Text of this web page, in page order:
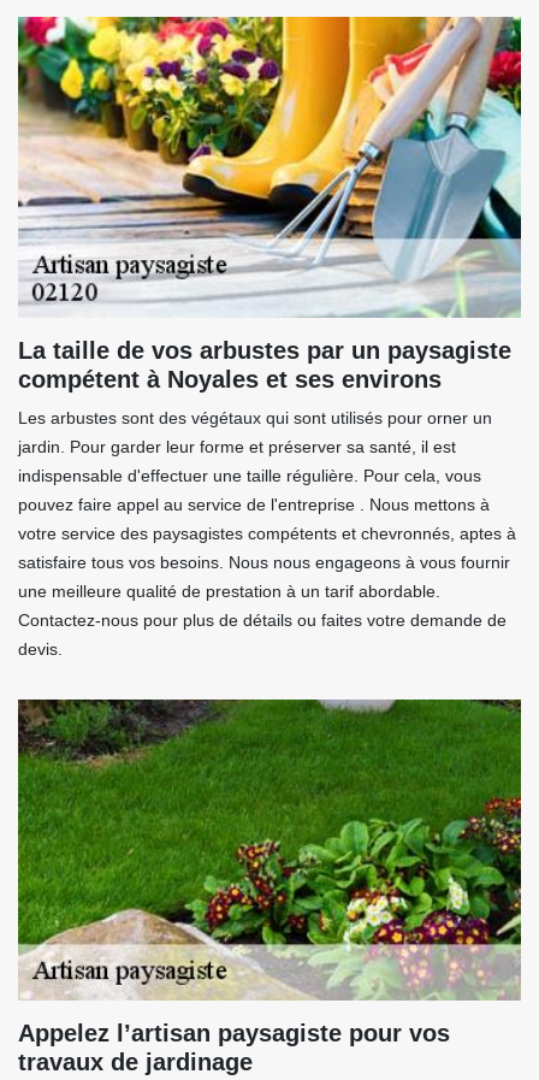
La taille de vos arbustes par un paysagiste
compétent à Noyales et ses environs
Les arbustes sont des végétaux qui sont utilisés pour orner un
jardin. Pour garder leur forme et préserver sa santé, il est
indispensable d'effectuer une taille régulière. Pour cela, vous
pouvez faire appel au service de l'entreprise . Nous mettons à
votre service des paysagistes compétents et chevronnés, aptes à
satisfaire tous vos besoins. Nous nous engageons à vous fournir
une meilleure qualité de prestation à un tarif abordable.
Contactez-nous pour plus de détails ou faites votre demande de
devis.
Appelez l’artisan paysagiste pour vos
travaux de jardinage